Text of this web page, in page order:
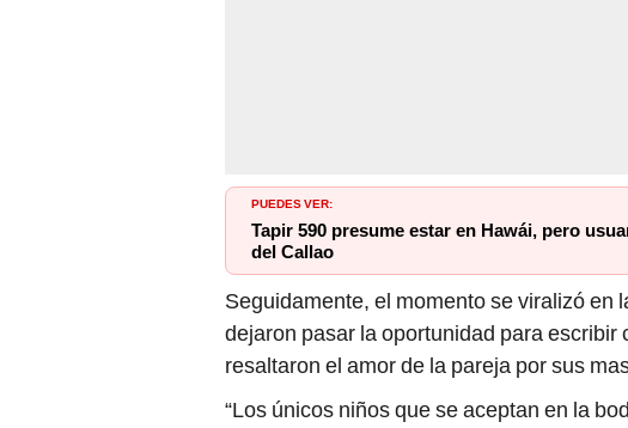
PUEDES VER:
Tapir 590 presume estar en Hawái, pero
del Callao
Seguidamente, el momento se viralizó en
dejaron pasar la oportunidad para escribir
resaltaron el amor de la pareja por sus
“Los únicos niños que se aceptan en la